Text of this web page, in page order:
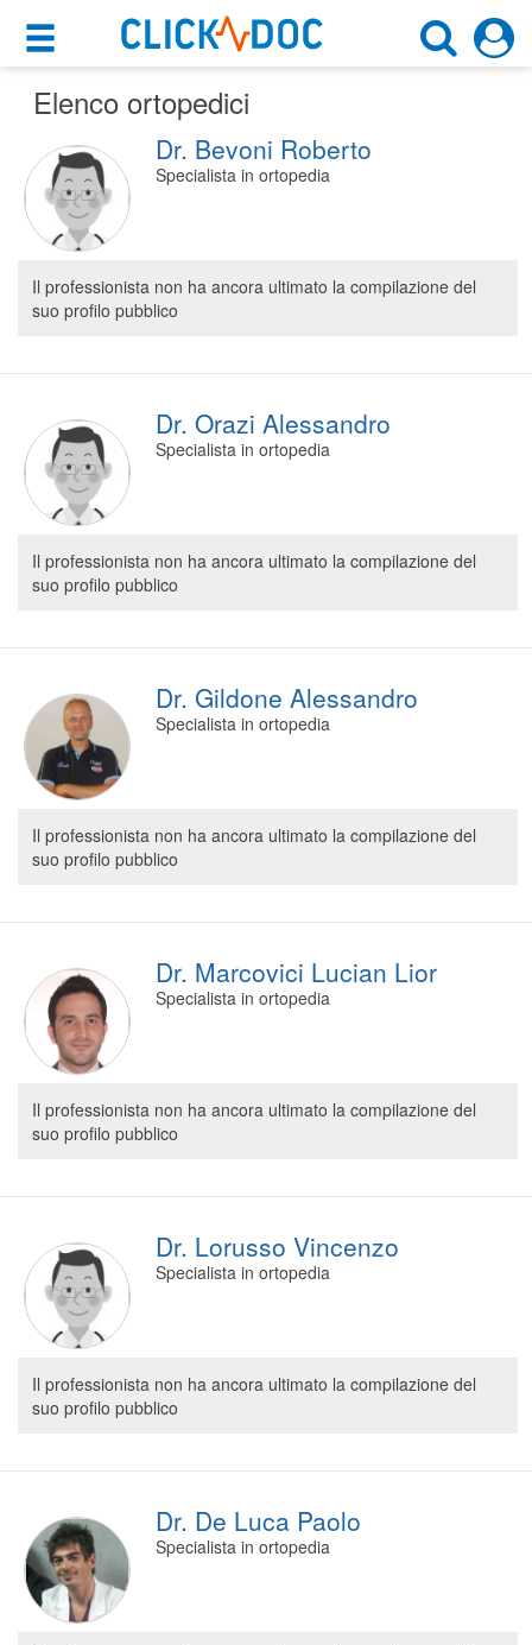
×
Motore di ricerca
×
Cerca uno specialista
Ortopedico
Cosa possiamo offrirti
Per i pazienti
Prenota una visita
Ricerca specialisti
Consulti online
Per gli specialisti
Prenotazioni online
Planner e rubrica in cloud
Segreteria virtuale
Elenco ortopedici
Dr. Bevoni Roberto
Specialista in ortopedia
Il professionista non ha ancora ultimato la compilazione del
suo profilo pubblico
Dr. Orazi Alessandro
Specialista in ortopedia
Il professionista non ha ancora ultimato la compilazione del
suo profilo pubblico
Dr. Gildone Alessandro
Specialista in ortopedia
Il professionista non ha ancora ultimato la compilazione del
suo profilo pubblico
Dr. Marcovici Lucian Lior
Specialista in ortopedia
Il professionista non ha ancora ultimato la compilazione del
suo profilo pubblico
Dr. Lorusso Vincenzo
Specialista in ortopedia
Il professionista non ha ancora ultimato la compilazione del
suo profilo pubblico
Dr. De Luca Paolo
Specialista in ortopedia